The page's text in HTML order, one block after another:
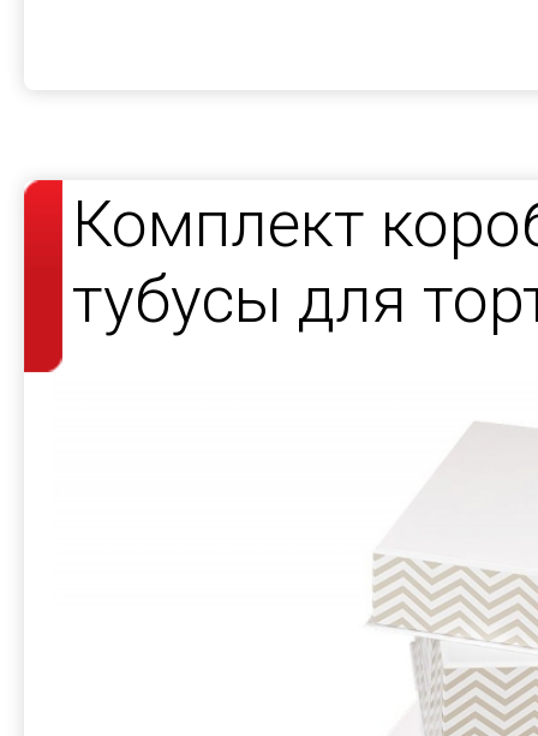
Комплект
тубусы для